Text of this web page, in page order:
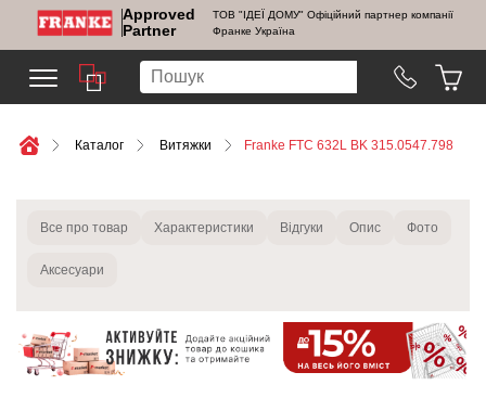
Approved
Partner
ТОВ "ІДЕЇ ДОМУ" Офіційний партнер компанії
Франке Україна
Каталог Витяжки Franke FTC 632L BK 315.0547.798
Все про товар Характеристики Відгуки Опис Фото
Аксесуари